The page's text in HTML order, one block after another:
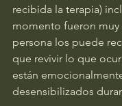
recibida la terapia)
momento fueron muy
persona los puede
que revivir lo que
están
desensibilizados